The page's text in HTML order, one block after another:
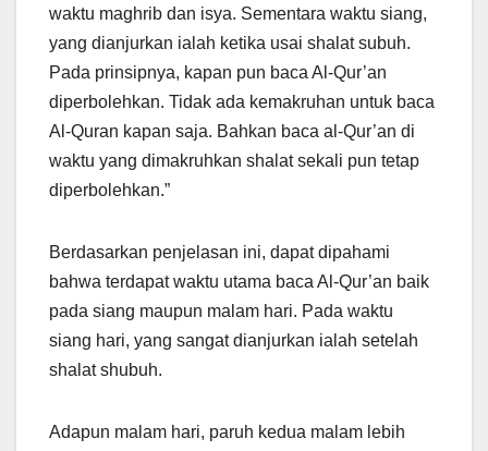
waktu maghrib dan isya. Sementara waktu siang,
yang dianjurkan ialah ketika usai shalat subuh.
Pada prinsipnya, kapan pun baca Al-Qur’an
diperbolehkan. Tidak ada kemakruhan untuk baca
Al-Quran kapan saja. Bahkan baca al-Qur’an di
waktu yang dimakruhkan shalat sekali pun tetap
diperbolehkan.”
Berdasarkan penjelasan ini, dapat dipahami
bahwa terdapat waktu utama baca Al-Qur’an baik
pada siang maupun malam hari. Pada waktu
siang hari, yang sangat dianjurkan ialah setelah
shalat shubuh.
Adapun malam hari, paruh kedua malam lebih